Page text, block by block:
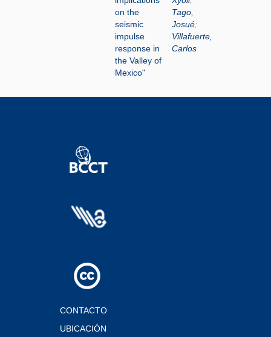
on the
seismic
impulse
response in
the Valley of
Mexico"
Tago,
Josué;
Villafuerte,
Carlos
CONTACTO
UBICACIÓN